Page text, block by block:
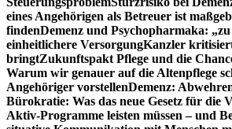
eines Angehörigen als Betreuer ist
findenDemenz und Psychopharmaka:
einheitlichere VersorgungKanzler
bringtZukunftspakt Pflege und die
Warum wir genauer auf die Altenpflege
Angehöriger vorstellenDemenz:
Bürokratie: Was das neue Gesetz für die
Aktiv-Programme leisten müssen – und